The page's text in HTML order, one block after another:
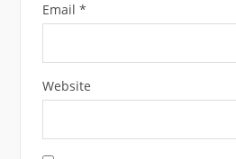
Email *
Website